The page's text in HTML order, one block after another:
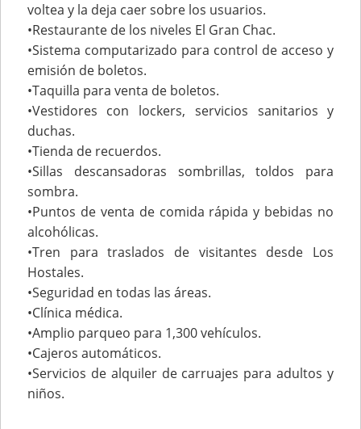
voltea y la deja caer sobre los usuarios.
•Restaurante de los niveles El Gran Chac.
•Sistema computarizado para control de acceso y
emisión de boletos.
•Taquilla para venta de boletos.
•Vestidores con lockers, servicios sanitarios y
duchas.
•Tienda de recuerdos.
•Sillas descansadoras sombrillas, toldos para
sombra.
•Puntos de venta de comida rápida y bebidas no
alcohólicas.
•Tren para traslados de visitantes desde Los
Hostales.
•Seguridad en todas las áreas.
•Clínica médica.
•Amplio parqueo para 1,300 vehículos.
•Cajeros automáticos.
•Servicios de alquiler de carruajes para adultos y
niños.